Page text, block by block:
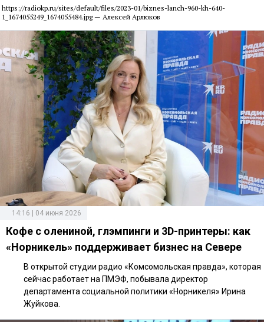
https://radiokp.ru/sites/default/files/2023-01/biznes-lanch-960-kh-640-
1_1674055249_1674055484.jpg — Алексей Арлюков
14:16 | 04 июня 2026
Кофе с олениной, глэмпинги и 3D-принтеры: как
«Норникель» поддерживает бизнес на Севере
В открытой студии радио «Комсомольская правда», которая
сейчас работает на ПМЭФ, побывала директор
департамента социальной политики «Норникеля» Ирина
Жуйкова.